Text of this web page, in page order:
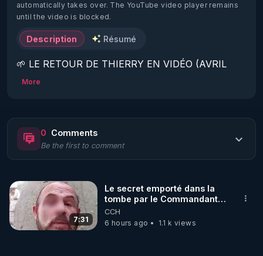
automatically takes over. The YouTube video player remains
until the video is blocked.
Description Résumé
🌱 LE RETOUR DE THIERRY EN VIDÉO (AVRIL
2022)!
https://www.rgnr.fr/presentation.html
🌱 LE MAGAZINE RÉGÉNÈRE
🌱 LA BOUTIQUE DU MAGAZINE
Pour obtenir les anciens numéros que vous avez
More
0 Comments
Be the first to comment
7:31
Le secret emporté dans la
tombe par le Commandant
Cousteau le 25 juin 1997
CCH
6 hours ago
1.1 k views